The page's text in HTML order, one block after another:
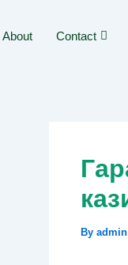
About Contact
By admin